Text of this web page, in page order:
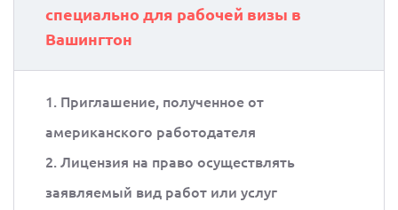
специально для рабочей визы в
Вашингтон
1. Приглашение, полученное от
американского работодателя
2. Лицензия на право осуществлять
заявляемый вид работ или услуг